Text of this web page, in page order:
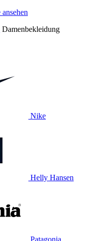
Damenbekleidung
Nike
Helly Hansen
Patagonia